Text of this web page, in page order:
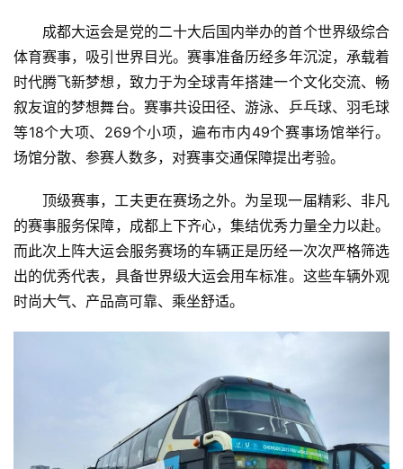
成都大运会是党的二十大后国内举办的首个世界级综合
体育赛事，吸引世界目光。赛事准备历经多年沉淀，承载着
时代腾飞新梦想，致力于为全球青年搭建一个文化交流、畅
叙友谊的梦想舞台。赛事共设田径、游泳、乒乓球、羽毛球
等18个大项、269个小项，遍布市内49个赛事场馆举行。
场馆分散、参赛人数多，对赛事交通保障提出考验。
顶级赛事，工夫更在赛场之外。为呈现一届精彩、非凡
的赛事服务保障，成都上下齐心，集结优秀力量全力以赴。
而此次上阵大运会服务赛场的车辆正是历经一次次严格筛选
出的优秀代表，具备世界级大运会用车标准。这些车辆外观
时尚大气、产品高可靠、乘坐舒适。